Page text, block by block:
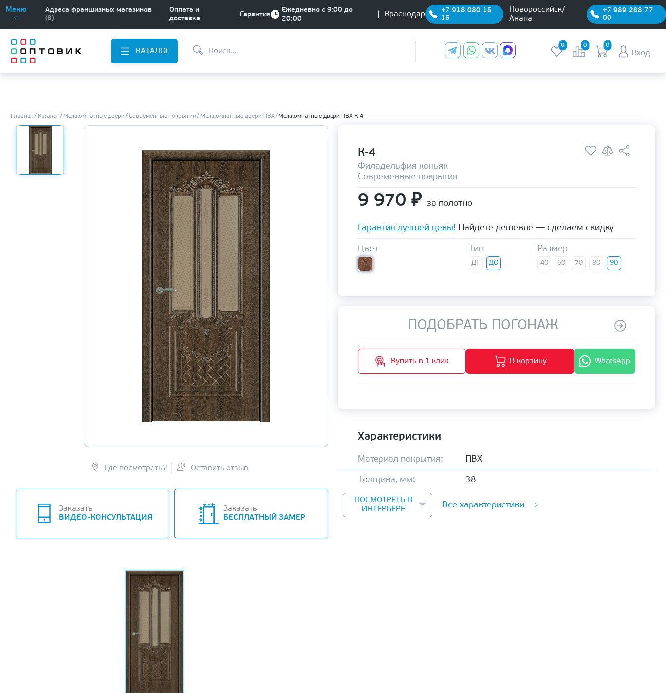
Меню
Адреса франшизных магазинов
(8)
Оплата и
доставка
Гарантия
Ежедневно с 9:00 до
20:00
Краснодар
+7 918 080 15
15
Новороссийск/
Анапа
+7 989 288 77
00
КАТАЛОГ
0 0 0
Вход
Главная Каталог Межкомнатные двери Современные покрытия Межкомнатные двери ПВХ Межкомнатные двери ПВХ К-4
Где посмотреть? Оставить отзыв
Заказать
ВИДЕО-КОНСУЛЬТАЦИЯ
Заказать
БЕСПЛАТНЫЙ ЗАМЕР
К-4
Филадельфия коньяк
Современные покрытия
9 970 ₽ за полотно
Гарантия лучшей цены! Найдете дешевле — сделаем скидку
Цвет Тип
ДГ ДО
Размер
40 60 70 80 90
ПОДОБРАТЬ ПОГОНАЖ
Купить в 1 клик В корзину WhatsApp
Характеристики
Материал покрытия: ПВХ
Толщина, мм: 38
ПОСМОТРЕТЬ В
ИНТЕРЬЕРЕ
Все характеристики